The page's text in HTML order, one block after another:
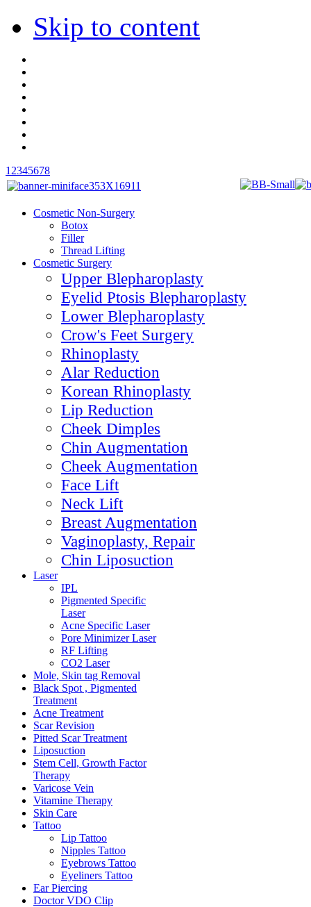
Skip to content
1 2345678
Cosmetic Non-Surgery
Botox
Filler
Thread Lifting
Cosmetic Surgery
Upper Blepharoplasty
Eyelid Ptosis Blepharoplasty
Lower Blepharoplasty
Crow's Feet Surgery
Rhinoplasty
Alar Reduction
Korean Rhinoplasty
Lip Reduction
Cheek Dimples
Chin Augmentation
Cheek Augmentation
Face Lift
Neck Lift
Breast Augmentation
Vaginoplasty, Repair
Chin Liposuction
Laser
IPL
Pigmented Specific
Laser
Acne Specific Laser
Pore Minimizer Laser
RF Lifting
CO2 Laser
Mole, Skin tag Removal
Black Spot , Pigmented
Treatment
Acne Treatment
Scar Revision
Pitted Scar Treatment
Liposuction
Stem Cell, Growth Factor
Therapy
Varicose Vein
Vitamine Therapy
Skin Care
Tattoo
Lip Tattoo
Nipples Tattoo
Eyebrows Tattoo
Eyeliners Tattoo
Ear Piercing
Doctor VDO Clip